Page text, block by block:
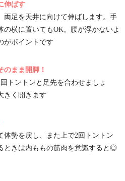
伸ばす
両足を天井に向けて伸ばします。手
の横に置いてもOK。腰が浮かないよ
がポイントです
のまま開脚！
トントンと足先を合わせましょ
きく開きます
体勢を戻し、また上で2回トントン
ときは内ももの筋肉を意識すると◎